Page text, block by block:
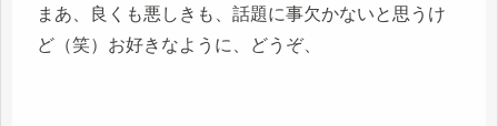
まあ、良くも悪しきも、話題に事欠かないと思うけ
ど（笑）お好きなように、どうぞ、